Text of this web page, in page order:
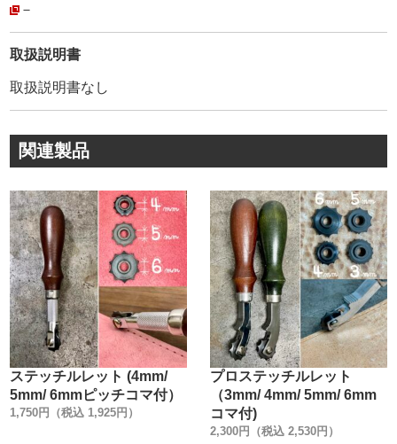
り薄く】しました。
これにより、刺さる時の抵抗が少なくなる為、力を入れる
事なく、スッと革を貫通します。
工している方を見かけます。
実は、その様な加工を私達はおすすめしません。
菱切りの構造上、革の繊維を線形状で刺すよりも、【点で
刺す方がはるかに抵抗が少ない】為です。
を、刃先の短い距離で、同じ大きさの穴にする為だけで
す。
私達の菱切りは、刃幅をストレート形状に作っているの
で、少し刺せば穴は深く刺した時と同じ穴になります。
又、穴開けの為に引いたガイド線を刺す作業も、面より
【点の方が遥かに正確】です。
是非、【私達の考えるストレスの無い切れ味】をご体感下
さい。
2. ー木柄についてー
木柄に【アサダ】を使用しました。
アサダは、主な用途は【靴製造の木型】が知られていま
－
取扱説明書
取扱説明書なし
関連製品
ステッチルレット (4mm/
5mm/ 6mmピッチコマ付）
1,750円（税込 1,925円）
プロステッチルレット
（3mm/ 4mm/ 5mm/ 6mm
コマ付)
2,300円（税込 2,530円）